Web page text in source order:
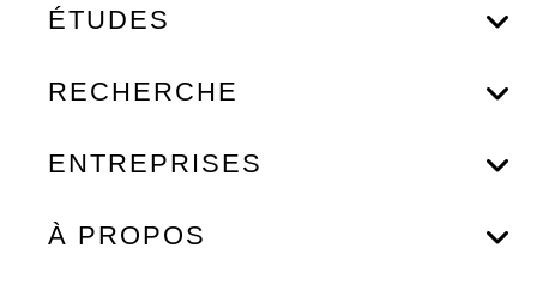
ÉTUDES
RECHERCHE
ENTREPRISES
À PROPOS